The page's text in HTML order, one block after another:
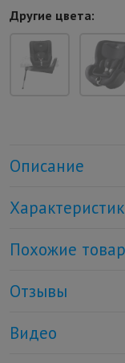
Другие цвета:
Описание
Похожие
Отзывы
Видео